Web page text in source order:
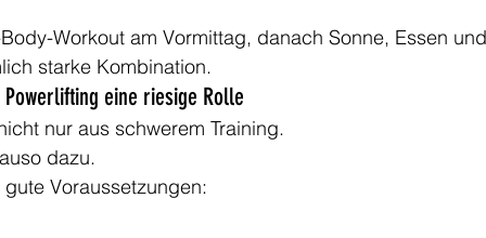
Workout am Vormittag, danach Sonne, Essen
starke Kombination.
eine riesige Rolle
nur aus schwerem Training.
dazu.
Voraussetzungen: